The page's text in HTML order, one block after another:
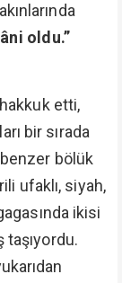
oldu.”
etti,
bir sırada
bölük
ufaklı, siyah,
ikisi
taşıyordu.